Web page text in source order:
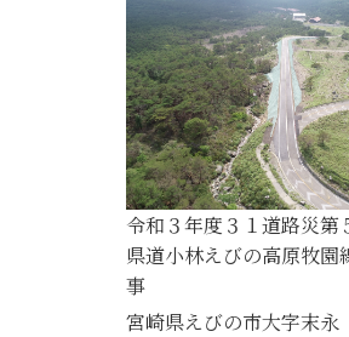
令和３年度３１道路災
県道小林えびの高原牧
事
宮崎県えびの市大字末永